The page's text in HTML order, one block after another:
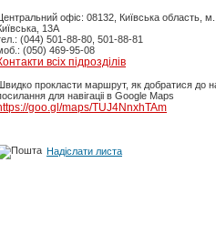
офіс: 08132, Київська область,
13А
(044) 501-88-80, 501-88-81
(050) 469-95-08
всіх підрозділів
прокласти маршрут, як добратися до
для навігаціі в Google Maps
goo.gl/maps/TUJ4NnxhTAm
Надіслати листа